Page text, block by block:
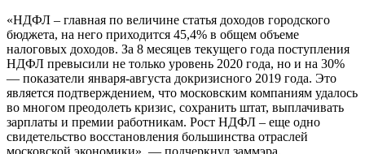
«НДФЛ – главная по величине статья доходов городского
бюджета, на него приходится 45,4% в общем объеме
налоговых доходов. За 8 месяцев текущего года поступления
НДФЛ превысили не только уровень 2020 года, но и на 30%
— показатели января-августа докризисного 2019 года. Это
является подтверждением, что московским компаниям удалось
во многом преодолеть кризис, сохранить штат, выплачивать
зарплаты и премии работникам. Рост НДФЛ – еще одно
свидетельство восстановления большинства отраслей
московской экономики», — подчеркнул заммэра.